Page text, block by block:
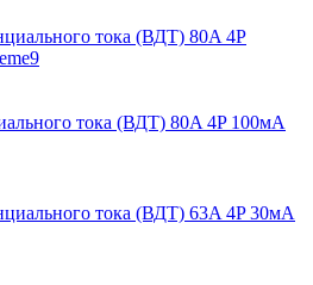
тока (ВДТ) 80A 4P 100мА